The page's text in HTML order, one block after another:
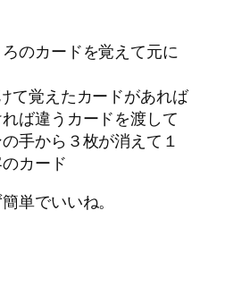
のカードを覚えて元に
て覚えたカードがあれば
ば違うカードを渡して
手から３枚が消えて１
カード
単でいいね。